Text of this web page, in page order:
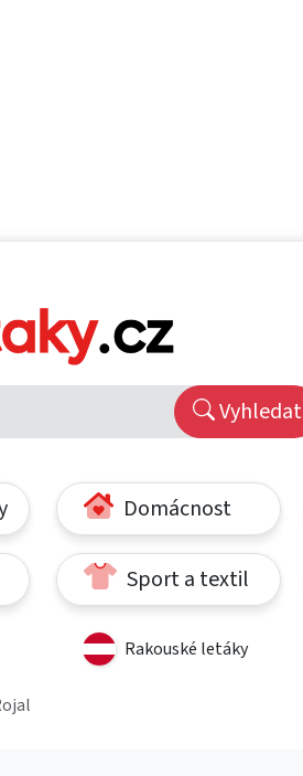
Vyhledat
Domácnost
Sport a textil
Rakouské letáky